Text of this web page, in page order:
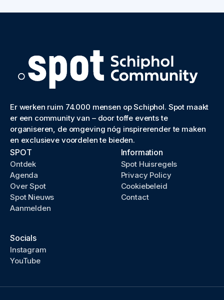
Er werken ruim 74.000 mensen op Schiphol. Spot maakt
er een community van – door toffe events te
organiseren, de omgeving nóg inspirerender te maken
en exclusieve voordelen te bieden.
SPOT
Ontdek
Agenda
Over Spot
Spot Nieuws
Aanmelden
Information
Spot Huisregels
Privacy Policy
Cookiebeleid
Contact
Socials
Instagram
YouTube